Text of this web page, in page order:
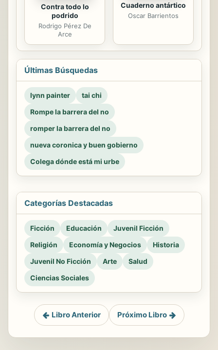
Contra todo lo
podrido
Rodrigo Pérez De
Arce
Cuaderno antártico
Oscar Barrientos
Últimas Búsquedas
lynn painter
tai chi
Rompe la barrera del no
romper la barrera del no
nueva coronica y buen gobierno
Colega dónde está mi urbe
Categorías Destacadas
Ficción Educación
Juvenil Ficción
Religión
Economía y Negocios
Historia
Juvenil No Ficción
Arte
Salud
Ciencias Sociales
Libro Anterior Próximo Libro